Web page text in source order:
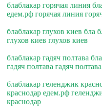
блаблакар горячая линия
едем.рф горячая линия
блаблакар глухов киев бла
глухов киев глухов киев
блаблакар гадяч полтава
гадяч полтава гадяч полтава
блаблакар геленджик
краснодар едем.рф
краснодар